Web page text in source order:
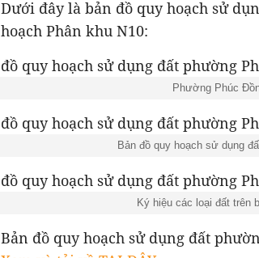
Dưới đây là bản đồ quy hoạch sử
hoạch Phân khu N10:
Phường Phúc
Bản đồ quy hoạch sử dụng
Ký hiệu các loại đất trên
Bản đồ quy hoạch sử dụng đất